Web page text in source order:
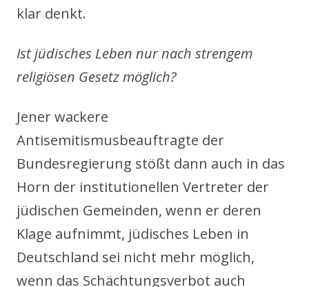
klar denkt.
Ist jüdisches Leben nur nach strengem
religiösen Gesetz möglich?
Jener wackere
Antisemitismusbeauftragte der
Bundesregierung stößt dann auch in das
Horn der institutionellen Vertreter der
jüdischen Gemeinden, wenn er deren
Klage aufnimmt, jüdisches Leben in
Deutschland sei nicht mehr möglich,
wenn das Schächtungsverbot auch